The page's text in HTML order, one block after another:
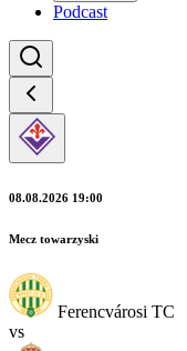
Podcast
08.08.2026 19:00
Mecz towarzyski
Ferencvárosi TC
vs